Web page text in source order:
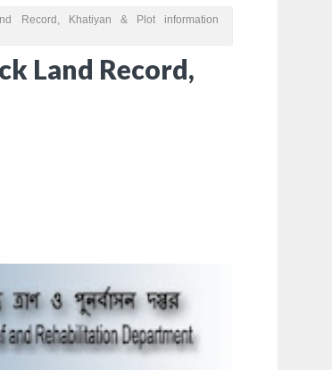
Record, Khatiyan & Plot information
Land Record,